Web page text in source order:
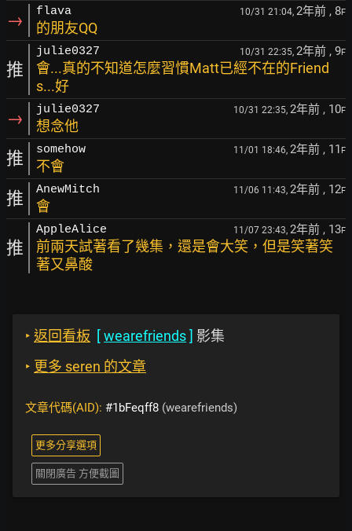
→ flava 10/31 21:04, 2年前 , 8F
的朋友QQ
推
julie0327 10/31 22:35, 2年前 , 9F
會...真的不知道怎麼習慣Matt已經不在的Friend
s...好
→ julie0327 10/31 22:35, 2年前 , 10F
想念他
推 somehow 11/01 18:46, 2年前 , 11 F
不會
推 AnewMitch 11/06 11:43, 2年前 , 12F
會
推
AppleAlice 11/07 23:43, 2年前 , 13F
前兩天試著看了幾集，還是會大笑，但是笑著笑
著又鼻酸
‣ 返回看板 [wearefriends] 影集
‣ 更多 seren 的文章
文章代碼(AID): #1bFeqff8 (wearefriends)
更多分享選項
關閉廣告 方便截圖